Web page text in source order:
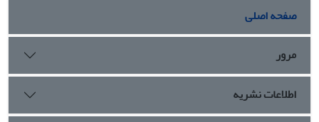
صفحه اصلی
مرور
اطلاعات نشریه